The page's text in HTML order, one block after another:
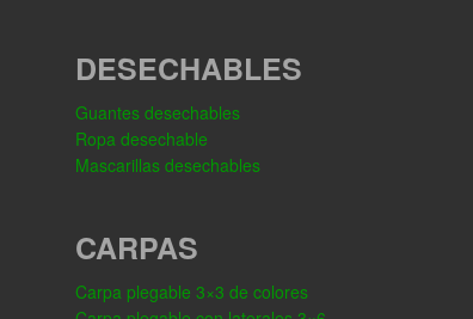
DESECHABLES
Guantes desechables
Ropa desechable
Mascarillas desechables
CARPAS
Carpa plegable 3×3 de colores